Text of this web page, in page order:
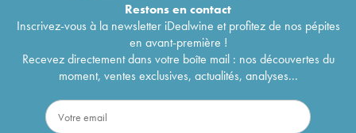
Restons encontact
Inscrivez-vous à la newsletter iDealwine et profitez de nos pépites
en avant-première !
Recevez directement dans votre boîte mail : nos découvertes du
moment, ventes exclusives, actualités, analyses...